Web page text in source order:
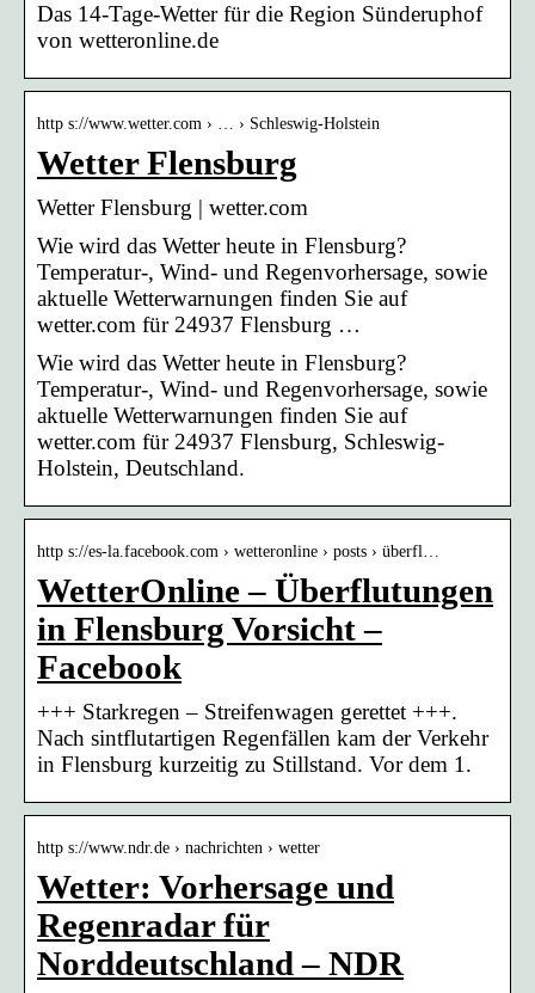
Das 14-Tage-Wetter für die Region Sünderuphof
von wetteronline.de
http s://www.wetter.com › … › Schleswig-Holstein
Wetter Flensburg
Wetter Flensburg | wetter.com
Wie wird das Wetter heute in Flensburg?
Temperatur-, Wind- und Regenvorhersage, sowie
aktuelle Wetterwarnungen finden Sie auf
wetter.com für 24937 Flensburg …
Wie wird das Wetter heute in Flensburg?
Temperatur-, Wind- und Regenvorhersage, sowie
aktuelle Wetterwarnungen finden Sie auf
wetter.com für 24937 Flensburg, Schleswig-
Holstein, Deutschland.
http s://es-la.facebook.com › wetteronline › posts › überfl…
WetterOnline – Überflutungen
in Flensburg Vorsicht –
Facebook
+++ Starkregen – Streifenwagen gerettet +++.
Nach sintflutartigen Regenfällen kam der Verkehr
in Flensburg kurzeitig zu Stillstand. Vor dem 1.
http s://www.ndr.de › nachrichten › wetter
Wetter: Vorhersage und
Regenradar für
Norddeutschland – NDR